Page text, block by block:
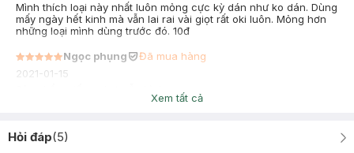
Mình thích loại này nhất luôn mỏng cực kỳ dán như ko dán. Dùng
mấy ngày hết kinh mà vẫn lai rai vài giọt rất oki luôn. Mỏng hơn
những loại mình dùng trước đó. 10đ
Ngọc phụng
Đã mua hàng
2021-01-15
Xem tất cả
Hỏi đáp(5)